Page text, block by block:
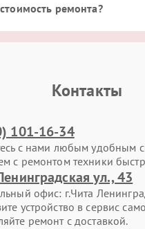
ремонта?
Контакты
101-16-34
с нами любым удобным
с ремонтом техники
ул., 43
офис: г.Чита
устройство в сервис
ремонт с доставкой.